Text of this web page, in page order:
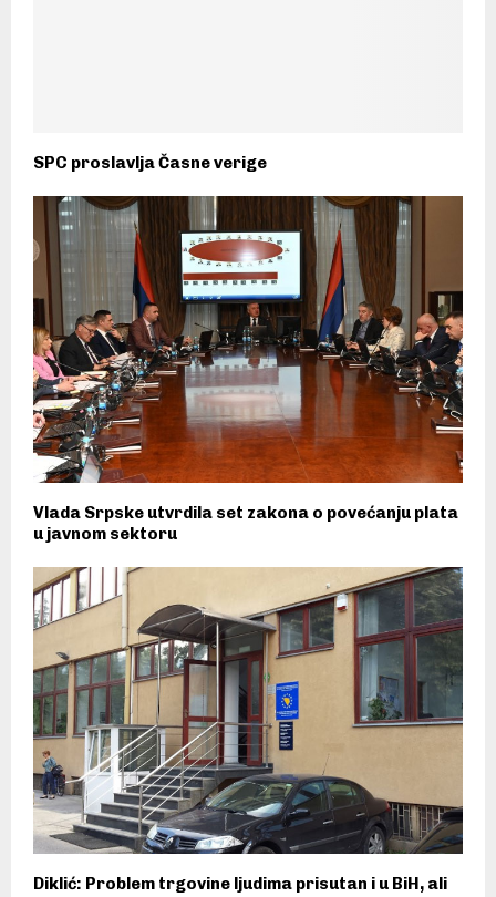
SPC proslavlja Časne verige
Vlada Srpske utvrdila set zakona o povećanju plata
u javnom sektoru
Diklić: Problem trgovine ljudima prisutan i u BiH, ali